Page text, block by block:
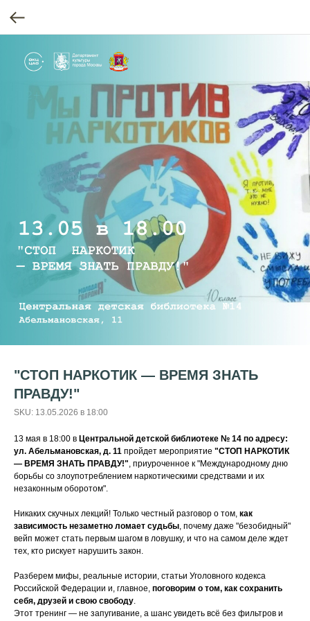
"СТОП НАРКОТИК — ВРЕМЯ ЗНАТЬ
ПРАВДУ!"
SKU: 13.05.2026 в 18:00
13 мая в 18:00 в Центральной детской библиотеке № 14 по адресу:
ул. Абельмановская, д. 11 пройдет мероприятие "СТОП НАРКОТИК
— ВРЕМЯ ЗНАТЬ ПРАВДУ!", приуроченное к "Международному дню
борьбы со злоупотреблением наркотическими средствами и их
незаконным оборотом".
Никаких скучных лекций! Только честный разговор о том, как
зависимость незаметно ломает судьбы, почему даже "безобидный"
вейп может стать первым шагом в ловушку, и что на самом деле ждет
тех, кто рискует нарушить закон.
Разберем мифы, реальные истории, статьи Уголовного кодекса
Российской Федерации и, главное, поговорим о том, как сохранить
себя, друзей и свою свободу.
Этот тренинг — не запугивание, а шанс увидеть всё без фильтров и